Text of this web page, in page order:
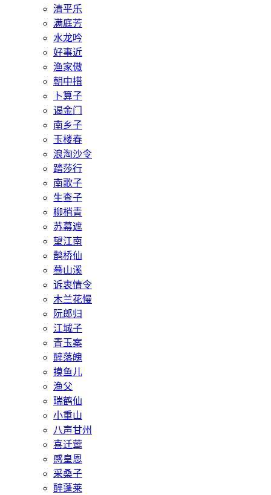
清平乐
满庭芳
水龙吟
好事近
渔家傲
朝中措
卜算子
谒金门
南乡子
玉楼春
浪淘沙令
踏莎行
南歌子
生查子
柳梢青
苏幕遮
望江南
鹊桥仙
蓦山溪
诉衷情令
木兰花慢
阮郎归
江城子
青玉案
醉落魄
摸鱼儿
渔父
瑞鹤仙
小重山
八声甘州
喜迁莺
感皇恩
采桑子
醉蓬莱